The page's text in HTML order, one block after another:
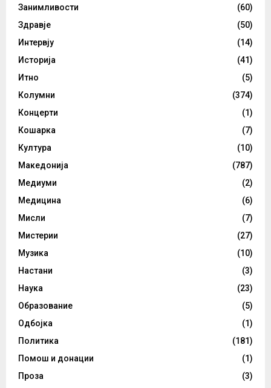
Занимливости
(60)
Здравје
(50)
Интервју
(14)
Историја
(41)
Итно
(5)
Колумни
(374)
Концерти
(1)
Кошарка
(7)
Култура
(10)
Македонија
(787)
Медиуми
(2)
Медицина
(6)
Мисли
(7)
Мистерии
(27)
Музика
(10)
Настани
(3)
Наука
(23)
Образование
(5)
Одбојка
(1)
Политика
(181)
Помош и донации
(1)
Проза
(3)